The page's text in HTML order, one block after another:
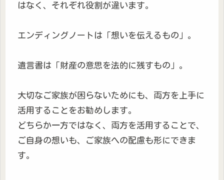
はなく、それぞれ役割が違います。
エンディングノートは「想いを伝えるもの」。
遺言書は「財産の意思を法的に残すもの」。
大切なご家族が困らないためにも、両方を上手に
活用することをお勧めします。
どちらか一方ではなく、両方を活用することで、
ご自身の想いも、ご家族への配慮も形にできま
す。